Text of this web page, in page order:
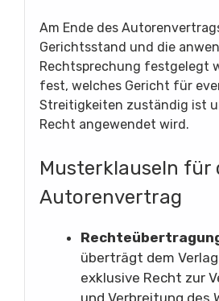
Am Ende des
Gerichtsstand und die
Rechtsprechung festgelegt
fest, welches Gericht für
Streitigkeiten zuständig ist
Recht angewendet wird.
Musterklauseln für
Autorenvertrag
überträgt dem
exklusive Recht zur
und Verbreitung des